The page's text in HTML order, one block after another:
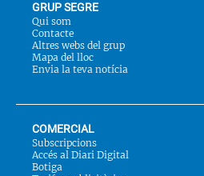
GRUP SEGRE
Qui som
Contacte
Altres webs del grup
Mapa del lloc
Envia la teva notícia
COMERCIAL
Subscripcions
Accés al Diari Digital
Botiga